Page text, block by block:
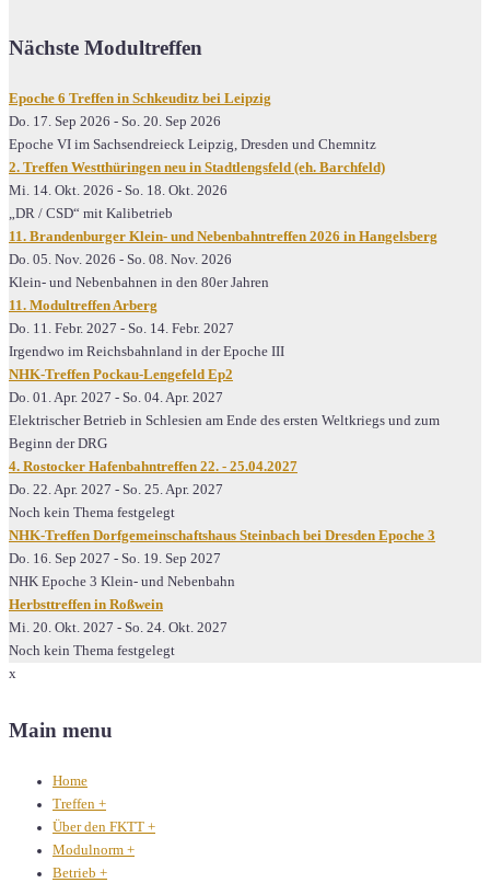
Nächste Modultreffen
Epoche 6 Treffen in Schkeuditz bei Leipzig
Do. 17. Sep 2026 - So. 20. Sep 2026
Epoche VI im Sachsendreieck Leipzig, Dresden und Chemnitz
2. Treffen Westthüringen neu in Stadtlengsfeld (eh. Barchfeld)
Mi. 14. Okt. 2026 - So. 18. Okt. 2026
„DR / CSD“ mit Kalibetrieb
11. Brandenburger Klein- und Nebenbahntreffen 2026 in Hangelsberg
Do. 05. Nov. 2026 - So. 08. Nov. 2026
Klein- und Nebenbahnen in den 80er Jahren
11. Modultreffen Arberg
Do. 11. Febr. 2027 - So. 14. Febr. 2027
Irgendwo im Reichsbahnland in der Epoche III
NHK-Treffen Pockau-Lengefeld Ep2
Do. 01. Apr. 2027 - So. 04. Apr. 2027
Elektrischer Betrieb in Schlesien am Ende des ersten Weltkriegs und zum
Beginn der DRG
4. Rostocker Hafenbahntreffen 22. - 25.04.2027
Do. 22. Apr. 2027 - So. 25. Apr. 2027
Noch kein Thema festgelegt
NHK-Treffen Dorfgemeinschaftshaus Steinbach bei Dresden Epoche 3
Do. 16. Sep 2027 - So. 19. Sep 2027
NHK Epoche 3 Klein- und Nebenbahn
Herbsttreffen in Roßwein
Mi. 20. Okt. 2027 - So. 24. Okt. 2027
Noch kein Thema festgelegt
x
Main menu
Home
Treffen +
Über den FKTT +
Modulnorm +
Betrieb +